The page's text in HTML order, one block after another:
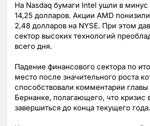
На Nasdaq бумаги Intel ушли в минус
14,25 долларов. Акции AMD
2,48 долларов на NYSE. При этом
сектор высоких технологий
всего дня.
Падение финансового сектора по
место после значительного роста
способствовали комментарии
Бернанке, полагающего, что
завершиться до конца текущего года.